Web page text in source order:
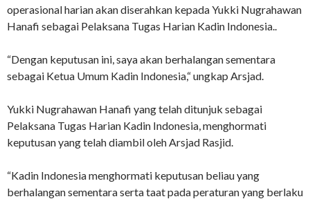
operasional harian akan diserahkan kepada Yukki Nugrahawan
Hanafi sebagai Pelaksana Tugas Harian Kadin Indonesia..
“Dengan keputusan ini, saya akan berhalangan sementara
sebagai Ketua Umum Kadin Indonesia,“ ungkap Arsjad.
Yukki Nugrahawan Hanafi yang telah ditunjuk sebagai
Pelaksana Tugas Harian Kadin Indonesia, menghormati
keputusan yang telah diambil oleh Arsjad Rasjid.
“Kadin Indonesia menghormati keputusan beliau yang
berhalangan sementara serta taat pada peraturan yang berlaku